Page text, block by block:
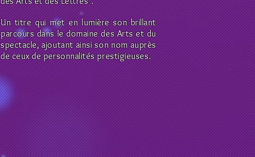
Un titre qui met en lumière son brillant
parcours dans le domaine des Arts et du
spectacle, ajoutant ainsi son nom auprès
de ceux de personnalités prestigieuses.